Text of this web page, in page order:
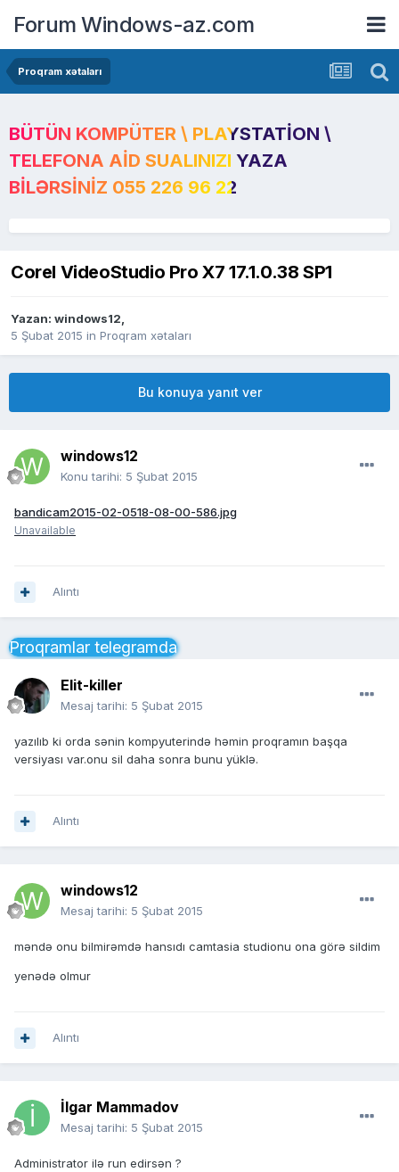
Forum Windows-az.com
Proqram xətaları
BÜTÜN KOMPÜTER \ PLAYSTATION \
TELEFONA AID SUALINIZI YAZA
BILƏRSINIZ 055 226 96 22
Corel VideoStudio Pro X7 17.1.0.38 SP1
Yazan: windows12,
5 Şubat 2015 in Proqram xətaları
Bu konuya yanıt ver
windows12
Konu tarihi: 5 Şubat 2015
bandicam2015-02-0518-08-00-586.jpg
Unavailable
Alıntı
Proqramlar telegramda
Elit-killer
Mesaj tarihi: 5 Şubat 2015
yazılıb ki orda sənin kompyuterində həmin proqramın başqa
versiyası var.onu sil daha sonra bunu yüklə.
Alıntı
windows12
Mesaj tarihi: 5 Şubat 2015
məndə onu bilmirəmdə hansıdı camtasia studionu ona görə sildim
yenədə olmur
Alıntı
İlgar Mammadov
Mesaj tarihi: 5 Şubat 2015
Administrator ilə run edirsən ?